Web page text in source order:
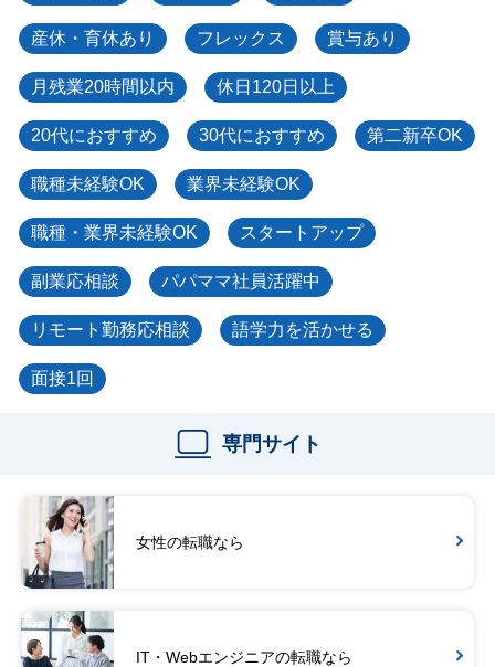
産休・育休あり フレックス 賞与あり
月残業20時間以内 休日120日以上
20代におすすめ 30代におすすめ 第二新卒OK
職種未経験OK 業界未経験OK
職種・業界未経験OK スタートアップ
副業応相談 パパママ社員活躍中
リモート勤務応相談 語学力を活かせる
面接1回
専門サイト
女性の転職なら
IT・Webエンジニアの転職なら